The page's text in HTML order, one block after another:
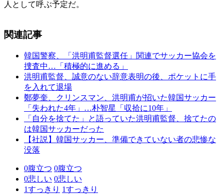
人として呼ぶ予定だ。
関連記事
韓国警察、「洪明甫監督選任」関連でサッカー協会を
捜査中…「積極的に進める」
洪明甫監督、誠意のない辞意表明の後、ポケットに手
を入れて退場
鄭夢奎、クリンスマン、洪明甫が招いた韓国サッカー
「失われた4年」…朴智星「収拾に10年」
「自分を捨てた」と語っていた洪明甫監督、捨てたの
は韓国サッカーだった
【社説】韓国サッカー、準備できていない者の悲惨な
没落
0腹立つ 0腹立つ
0悲しい 0悲しい
1すっきり 1すっきり